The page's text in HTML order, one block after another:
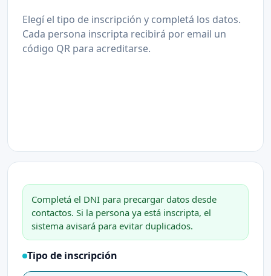
Elegí el tipo de inscripción y completá los datos.
Cada persona inscripta recibirá por email un
código QR para acreditarse.
Completá el DNI para precargar datos desde
contactos. Si la persona ya está inscripta, el
sistema avisará para evitar duplicados.
Tipo de inscripción